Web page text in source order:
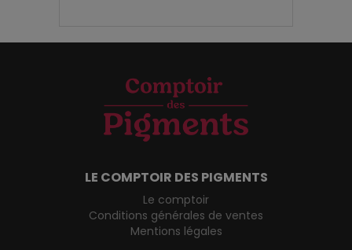
LE COMPTOIR DES PIGMENTS
Le comptoir
Conditions générales de ventes
Mentions légales